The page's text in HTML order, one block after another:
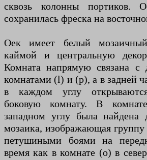
сквозь колонны портиков.
сохранилась фреска на
Оек имеет белый
каймой и центральную
Комната напрямую связана
комнатами (l) и (p), а в задней
в каждом углу
боковую комнату. В
западном углу была найдена
мозаика, изображающая
петушиными боями на
время как в комнате (o) в